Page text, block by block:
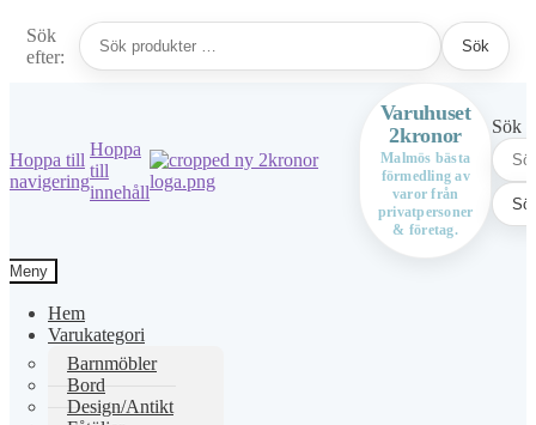
Sök
efter:
Sök
Hoppa till
navigering
Hoppa
till
innehåll
Varuhuset
2kronor
Malmös bästa
förmedling av
varor från
privatpersoner
& företag.
Sök
Meny
Hem
Varukategori
Barnmöbler
Bord
Design/Antikt